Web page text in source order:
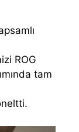
ROG
tam